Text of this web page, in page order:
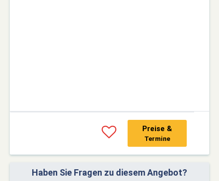
Preise &
Termine
Haben Sie Fragen zu diesem Angebot?